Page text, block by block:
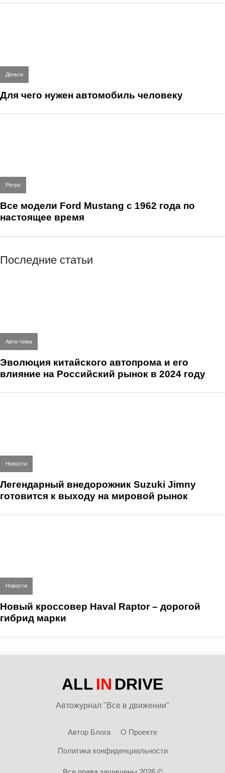
Деньги
Для чего нужен автомобиль человеку
Ретро
Все модели Ford Mustang с 1962 года по
настоящее время
Последние статьи
Авто-тема
Эволюция китайского автопрома и его
влияние на Российский рынок в 2024 году
Новости
Легендарный внедорожник Suzuki Jimny
готовится к выходу на мировой рынок
Новости
Новый кроссовер Haval Raptor – дорогой
гибрид марки
ALL IN DRIVE
Автожурнал "Все в движении"
Автор Блога О Проекте
Политика конфиденциальности